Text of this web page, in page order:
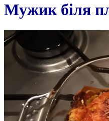
Мужик біля